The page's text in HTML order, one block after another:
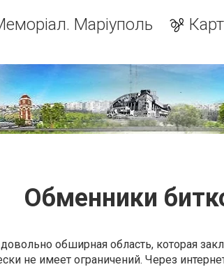
Маріуполь
Обменники
обширная область, которая
не имеет ограничений. Через